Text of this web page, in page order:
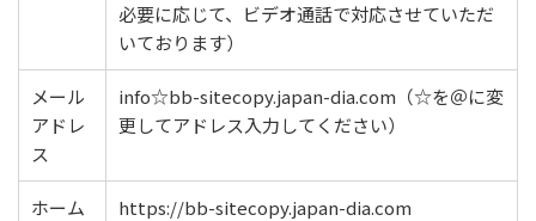
必要に応じて、ビデオ通話で対応させていただ
いております）
メール
アドレ
ス
info☆bb-sitecopy.japan-dia.com（☆を＠に変
更してアドレス入力してください）
ホーム
https://bb-sitecopy.japan-dia.com